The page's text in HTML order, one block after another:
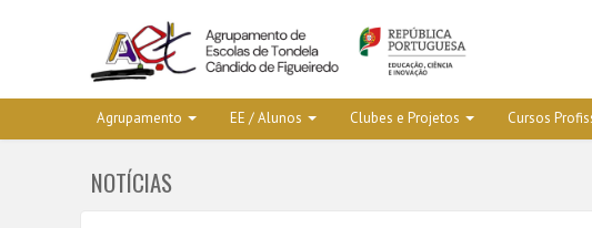
Agrupamento EE / Alunos Clubes e Projetos Cursos
NOTÍCIAS